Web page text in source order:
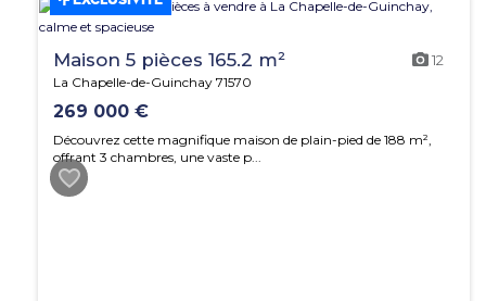
Maison 5 pièces 165.2 m² 12
La Chapelle-de-Guinchay 71570
269 000 €
Découvrez cette magnifique maison de plain-pied de 188 m²,
offrant 3 chambres, une vaste p...